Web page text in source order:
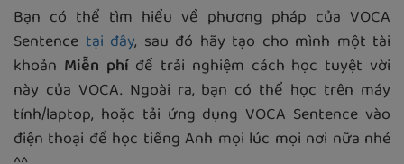
Bạn có thể tìm hiểu về phương pháp của VOCA
Sentence tại đây, sau đó hãy tạo cho mình một tài
khoản Miễn phíđể trải nghiệm cách học tuyệt vời
này của VOCA. Ngoài ra, bạn có thể học trên máy
tính/laptop, hoặc tải ứng dụng VOCA Sentence vào
điện thoại để học tiếng Anh mọi lúc mọi nơi nữa nhé